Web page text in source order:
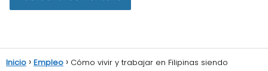
Inicio Empleo Cómo vivir y trabajar en Filipinas siendo